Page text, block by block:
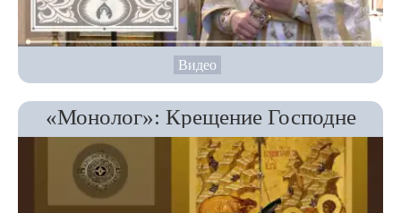
Видео
«Монолог»: Крещение Господне